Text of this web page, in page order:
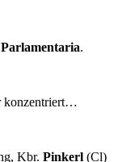
Parlamentaria.
konzentriert…
Kbr. Pinkerl (Cl)